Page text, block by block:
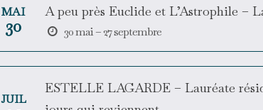
MAI
30
A peu près Euclide et L’Astrophile –
30 mai – 27 septembre
JUIL
ESTELLE LAGARDE – Lauréate